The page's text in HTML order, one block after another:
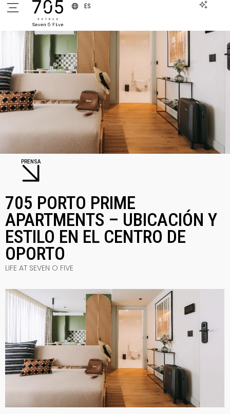
ES
PRENSA
705 PORTO PRIME
APARTMENTS – UBICACIÓN Y
ESTILO EN EL CENTRO DE
OPORTO
LIFE AT SEVEN O FIVE